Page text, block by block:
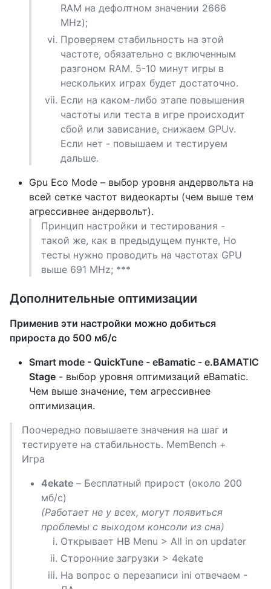
RAM на дефолтном значении 2666
MHz);
Проверяем стабильность на этой
частоте, обязательно с включенным
разгоном RAM. 5-10 минут игры в
нескольких играх будет достаточно.
Если на каком-либо этапе повышения
частоты или теста в игре происходит
сбой или зависание, снижаем GPUv.
Если нет - повышаем и тестируем
дальше.
Gpu Eco Mode – выбор уровня андервольта на
всей сетке частот видеокарты (чем выше тем
агрессивнее андервольт).
Принцип настройки и тестирования -
такой же, как в предыдущем пункте, Но
тесты нужно проводить на частотах GPU
выше 691 MHz; ***
Дополнительные оптимизации
Применив эти настройки можно добиться
прироста до 500 мб/с
Smart mode - QuickTune - eBamatic - e.BAMATIC
Stage - выбор уровня оптимизаций eBamatic.
Чем выше значение, тем агрессивнее
оптимизация.
Поочередно повышаете значения на шаг и
тестируете на стабильность. MemBench +
Игра
4ekate – Бесплатный прирост (около 200
мб/с)
(Работает не у всех, могут появиться
проблемы с выходом консоли из сна)
Открывает HB Menu > All in on updater
Сторонние загрузки > 4ekate
На вопрос о перезаписи ini отвечаем -